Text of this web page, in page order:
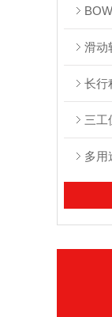
滑动
长⾏
多⽤